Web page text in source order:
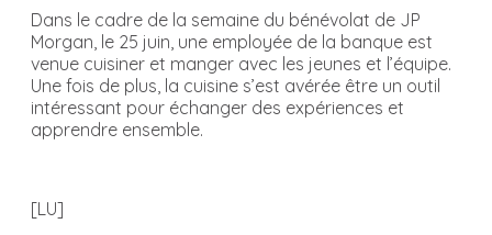
Dans le cadre de la semaine du bénévolat de JP
Morgan, le 25 juin, une employée de la banque est
venue cuisiner et manger avec les jeunes et l’équipe.
Une fois de plus, la cuisine s’est avérée être un outil
intéressant pour échanger des expériences et
apprendre ensemble.
[LU]